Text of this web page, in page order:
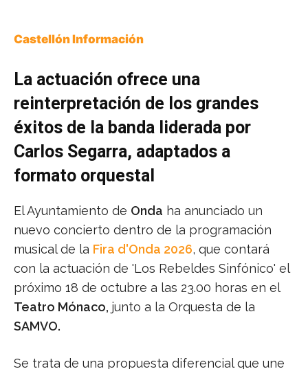
Castellón Información
La actuación ofrece una
reinterpretación de los grandes
éxitos de la banda liderada por
Carlos Segarra, adaptados a
formato orquestal
El Ayuntamiento de Onda ha anunciado un
nuevo concierto dentro de la programación
musical de la Fira d'Onda 2026, que contará
con la actuación de 'Los Rebeldes Sinfónico' el
próximo 18 de octubre a las 23.00 horas en el
Teatro Mónaco, junto a la Orquesta de la
SAMVO.
Se trata de una propuesta diferencial que une